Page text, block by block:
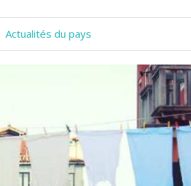
Actualités du pays